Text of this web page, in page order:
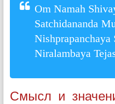
Om Namah
Satchidananda
Nishprapanchaya
Niralambaya
Смысл и